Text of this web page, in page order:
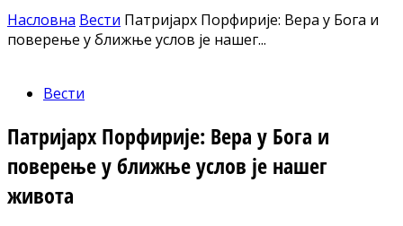
Насловна Вести Патријарх Порфирије: Вера у Бога и
поверење у ближње услов је нашег...
Вести
Патријарх Порфирије: Вера у Бога и
поверење у ближње услов је нашег
живота